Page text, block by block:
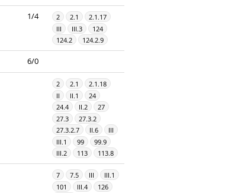
1/4 2 2.1
2.1.17
III
III.3
124
124.2
124.2.9
6/0
2 2.1
2.1.18
II
II.1
24
24.4
II.2
27
27.3
27.3.2
27.3.2.7
II.6
III
III.1
99
99.9
III.2
113 113.8
7 7.5 III
III.1
101
III.4
126